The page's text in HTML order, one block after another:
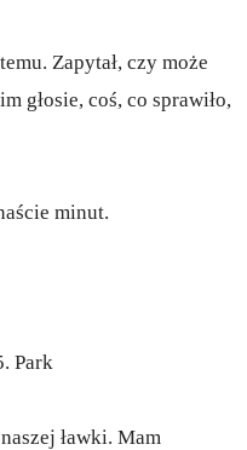
Zapytał, czy może
głosie, coś, co sprawiło,
minut.
Park
ławki. Mam